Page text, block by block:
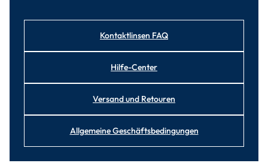
Kontaktlinsen FAQ
Hilfe-Center
Versand und Retouren
Allgemeine Geschäftsbedingungen